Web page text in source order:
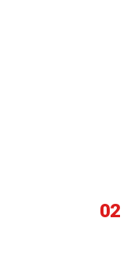
02